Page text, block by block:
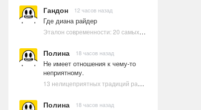
Гандон 12 часов назад
Где диана райдер
Эталон современности: 20 самых красивых и привлекательных актрис Голливуда, по мнению Google | Ультрамарин
Полина 18 часов назад
Не имеет отношения к чему-то
неприятному.
13 нелицеприятных традиций разных стран, которые могут шокировать неподготовленного человека
Полина 18 часов назад